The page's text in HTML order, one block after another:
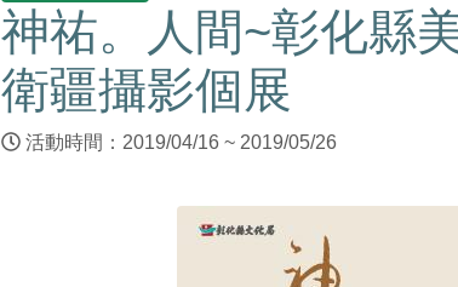
神祐。人間~彰化縣
衛疆攝影個展
活動時間：2019/04/16 ~ 2019/05/26